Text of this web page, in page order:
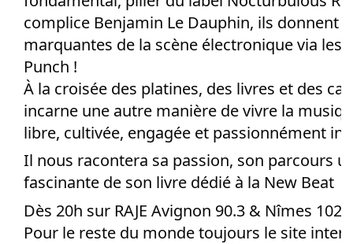
complice Benjamin Le Dauphin, ils donnent
marquantes de la scène électronique via les
Punch !
À la croisée des platines, des livres et des
incarne une autre manière de vivre la
libre, cultivée, engagée et passionnément
Il nous racontera sa passion, son parcours
fascinante de son livre dédié à la New Beat
Dès 20h sur RAJE Avignon 90.3 & Nîmes
Pour le reste du monde toujours le site